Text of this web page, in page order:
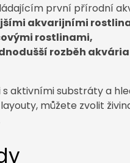
první přírodní
akvarijními
rostlinami,
rozběh akvária
s aktivními substráty a
můžete zvolit